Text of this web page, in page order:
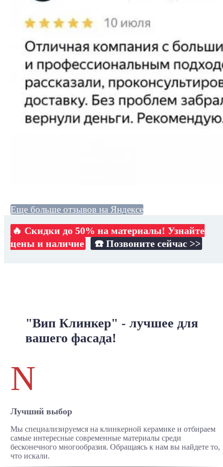
Еще больше отзывов на Яндексе
🔥 Скидки до 50% на материалы! Узнайте
цены и наличие
☎️ Позвоните сейчас >>
"Вип Клинкер" - лучшее для
вашего фасада!
N
Лучший выбор
Мы специализируемся на клинкерной керамике и отбираем
самые интересные современные материалы среди
бесконечного многообразия. Обращаясь к нам вы найдете то,
что искали.